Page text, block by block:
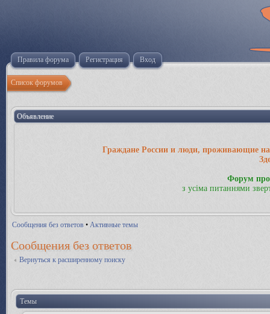
Правила форума Регистрация Вход
Список форумов
Объявление
Граждане России и люди, проживающие на
Форум
з усіма питаннями
Сообщения без ответов • Активные темы
Сообщения без ответов
Вернуться к расширенному поиску
Темы